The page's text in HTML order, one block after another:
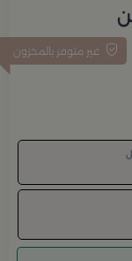
غير متوفر بالمخزون